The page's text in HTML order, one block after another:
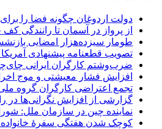
دولت اردوغان چگونه فضا را
از پرواز در آسمان تا رانندگی کف خیابان؛ ۴۰۰ مهماندار هواپیما در
طومار سیزده‌هزار امضایی
تصویب قطعنامه پیشنهادی آمریکا
ضرب‌وشتم کارگران ایرانی
افزایش فشار معیشتی و موج
تجمع اعتراضی کارگران گروه
گزارشی از افزایش نگرانی‌ها
نماینده چین در سازمان ملل:
کوچک‌ شدن هفتگی سفرهٔ خانواده